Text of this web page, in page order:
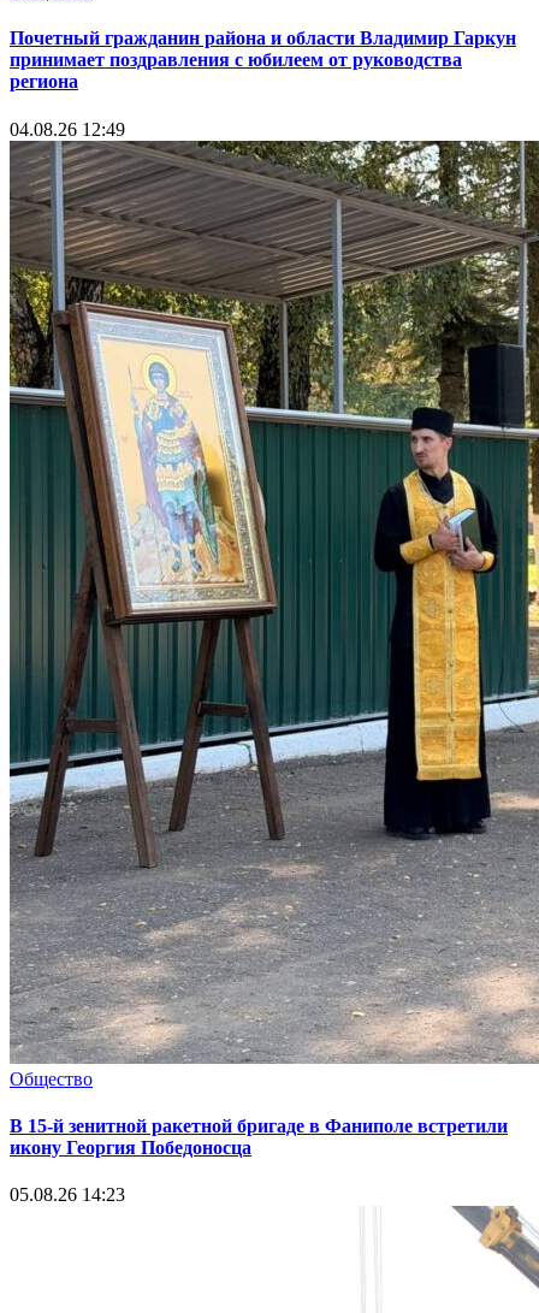
Почетный гражданин района и области Владимир Гаркун
принимает поздравления с юбилеем от руководства
региона
04.08.26 12:49
Общество
В 15-й зенитной ракетной бригаде в Фаниполе встретили
икону Георгия Победоносца
05.08.26 14:23